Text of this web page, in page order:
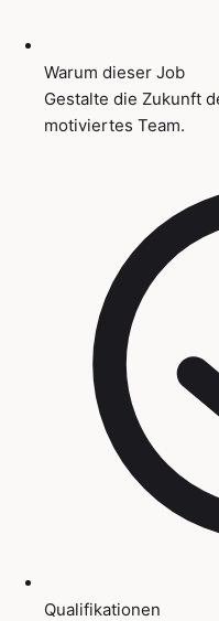
Warum dieser Job
Gestalte die Zukunft
motiviertes Team.
Qualifikationen